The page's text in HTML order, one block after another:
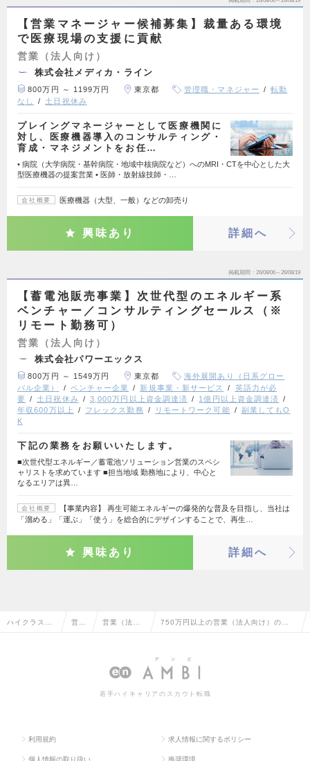
【営業マネージャー候補募集】裁量ある環境
で医療現場の支援に貢献
営業（法人向け）
株式会社メディカ・ライン
800万円 ～ 1199万円 東京都 管理職・マネジャー
転勤
なし
土日祝休み
プレイングマネージャーとして医療機関に
対し、医療機器導入のコンサルティング・
育成・マネジメントをお任…
• 病院（大学病院・基幹病院・地域中核病院など）へのMRI・CTを中心とした大
型医療機器の提案営業 • 医師・放射線技師・…
会社概要 医療機器（大型、一般）などの卸売り
興味あり 詳細へ
掲載期間 26/08/06～26/08/19
【蓄電池販売事業】次世代型のエネルギー系
ベンチャー／コンサルティングセールス（※
リモート勤務可）
営業（法人向け）
株式会社パワーエックス
800万円 ～ 1549万円 東京都
海外展開あり（日系グロー
バル企業）
ベンチャー企業 新規事業・新サービス
英語力が必
要
土日祝休み 3,000万円以上資金調達済
1億円以上資金調達済
年収600万以上
フレックス勤務 リモートワーク可能
副業してもO
K
下記の業務をお願いいたします。
■次世代型エネルギー／蓄電池ソリューション営業のスペシ
ャリストを求めています ■担当地域 勤務地により、中心と
なるエリアは異…
会社概要
【事業内容】 再生可能エネルギーの爆発的な普及を目指し、当社は
「溜める」「運ぶ」「使う」を総合的にデザインすることで、再生…
興味あり 詳細へ
ハイクラス求 営業 営業（法人 750万円以上の営業（法人向け）の転
若手ハイキャリアのスカウト転職
利用規約 求人情報に関するポリシー
個人情報の取り扱い 推奨環境